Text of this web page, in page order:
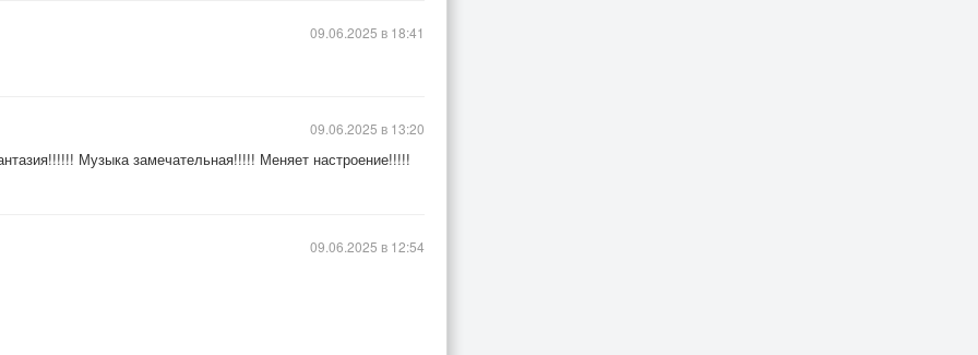
09.06.2025 в 18:41
Музыка замечательная!!!!! Меняет настроение!!!!!
09.06.2025 в 13:20
09.06.2025 в 12:54